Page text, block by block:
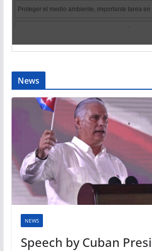
News
NEWS
Speech by Cuban